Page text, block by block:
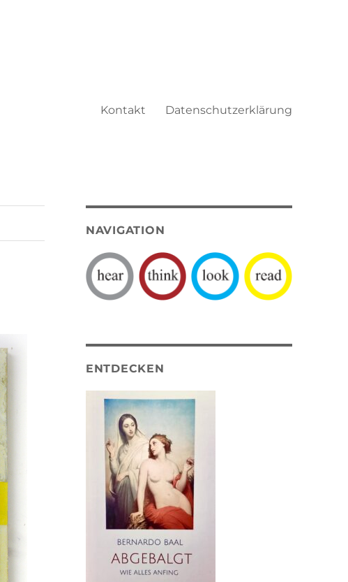
Kontakt Datenschutzerklärung
NAVIGATION
ENTDECKEN